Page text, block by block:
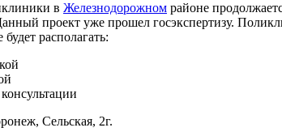
в Железнодорожном районе
проект уже прошел госэкспертизу.
располагать:
Сельская, 2г.